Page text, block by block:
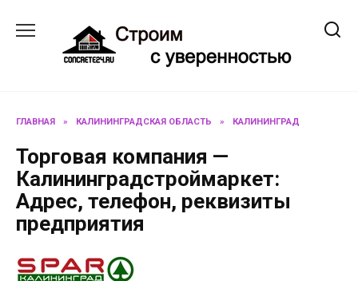
содержанию
ГЛАВНАЯ » КАЛИНИНГРАДСКАЯ ОБЛАСТЬ » КАЛИНИНГРАД
Торговая компания —
Калининградстроймаркет:
Адрес, телефон, реквизиты
предприятия